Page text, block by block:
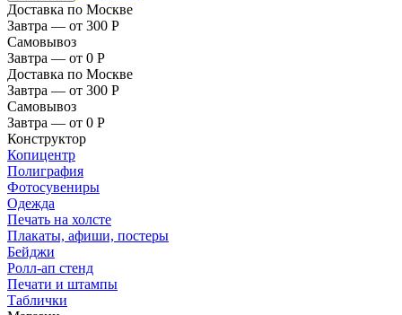
Доставка по Москве
Завтра — от 300 Р
Самовывоз
Завтра — от 0 Р
Доставка по Москве
Завтра — от 300 Р
Самовывоз
Завтра — от 0 Р
Конструктор
Копицентр
Полиграфия
Фотосувениры
Одежда
Печать на холсте
Плакаты, афиши, постеры
Бейджи
Ролл-ап стенд
Печати и штампы
Таблички